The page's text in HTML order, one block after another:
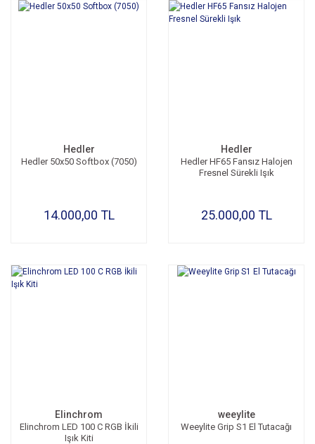
Hedler
Hedler 50x50 Softbox (7050)
14.000,00 TL
Hedler
Hedler HF65 Fansız Halojen
Fresnel Sürekli Işık
25.000,00 TL
Elinchrom
Elinchrom LED 100 C RGB İkili
Işık Kiti
weeylite
Weeylite Grip S1 El Tutacağı